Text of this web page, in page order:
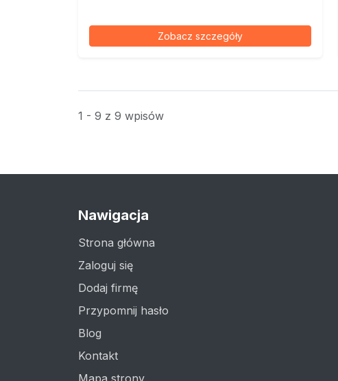
Zobacz szczegóły
1 - 9 z 9 wpisów
Nawigacja
Strona główna
Zaloguj się
Dodaj firmę
Przypomnij hasło
Blog
Kontakt
Mapa strony